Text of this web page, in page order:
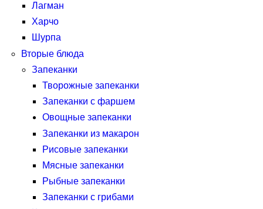
Лагман
Харчо
Шурпа
Вторые блюда
Запеканки
Творожные запеканки
Запеканки с фаршем
Овощные запеканки
Запеканки из макарон
Рисовые запеканки
Мясные запеканки
Рыбные запеканки
Запеканки с грибами